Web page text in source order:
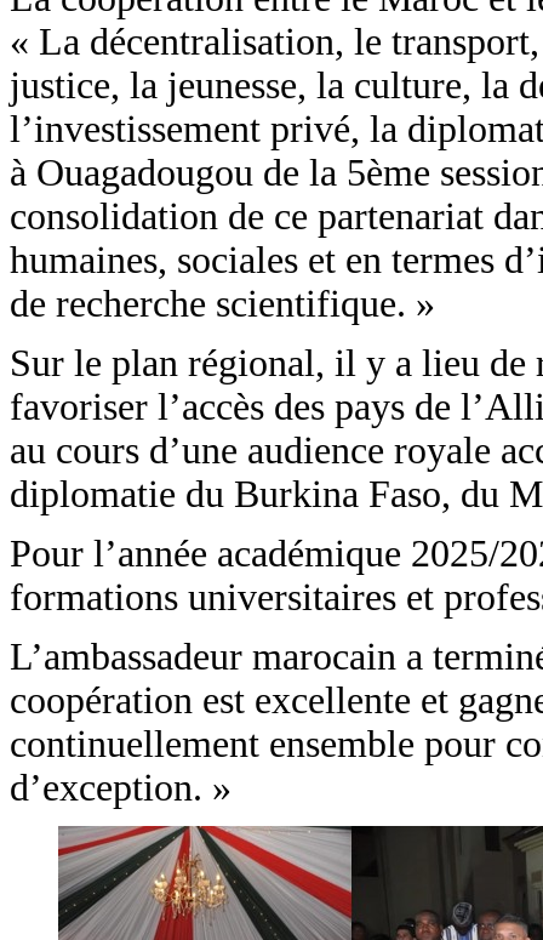
« La décentralisation, le
justice, la jeunesse, la culture, la
l’investissement privé, la
à Ouagadougou de la 5ème
consolidation de ce partenariat
humaines, sociales et en termes
de recherche scientifique. »
Sur le plan régional, il y a lieu de
favoriser l’accès des pays de
au cours d’une audience royale
diplomatie du Burkina Faso, du
Pour l’année académique 2025/
formations universitaires et
L’ambassadeur marocain a
coopération est excellente et
continuellement ensemble pour
d’exception. »